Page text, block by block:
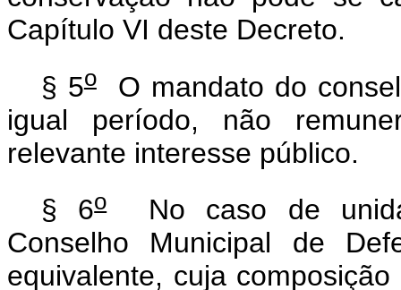
Capítulo VI deste Decreto.
§ 5oO mandato do
igual período, não
relevante interesse público.
§ 6oNo caso de
Conselho Municipal de
equivalente, cuja